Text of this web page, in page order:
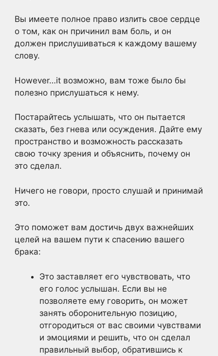
Вы имеете полное право излить свое сердце
о том, как он причинил вам боль, и он
должен прислушиваться к каждому вашему
слову.
However…it возможно, вам тоже было бы
полезно прислушаться к нему.
Постарайтесь услышать, что он пытается
сказать, без гнева или осуждения. Дайте ему
пространство и возможность рассказать
свою точку зрения и объяснить, почему он
это сделал.
Ничего не говори, просто слушай и принимай
это.
Это поможет вам достичь двух важнейших
целей на вашем пути к спасению вашего
брака:
Это заставляет его чувствовать, что
его голос услышан. Если вы не
позволяете ему говорить, он может
занять оборонительную позицию,
отгородиться от вас своими чувствами
и эмоциями и решить, что он сделал
правильный выбор, обратившись к